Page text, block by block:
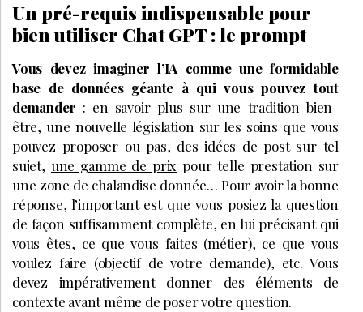
Un pré-requis indispensable pour
bien utiliser Chat GPT : le prompt
Vous devez imaginer l’IA comme une formidable
base de données géante à qui vous pouvez tout
demander : en savoir plus sur une tradition bien-
être, une nouvelle législation sur les soins que vous
pouvez proposer ou pas, des idées de post sur tel
sujet, une gamme de prix pour telle prestation sur
une zone de chalandise donnée… Pour avoir la bonne
réponse, l’important est que vous posiez la question
de façon suffisamment complète, en lui précisant qui
vous êtes, ce que vous faites (métier), ce que vous
voulez faire (objectif de votre demande), etc. Vous
devez impérativement donner des éléments de
contexte avant même de poser votre question.